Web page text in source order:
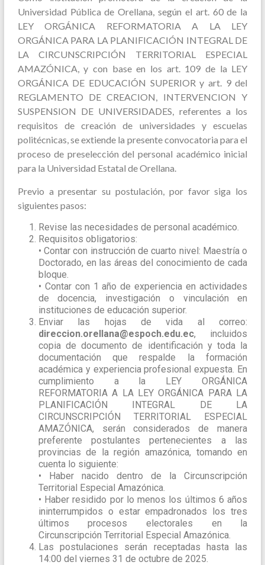
Universidad Pública de Orellana, según el art. 60 de la
LEY ORGÁNICA REFORMATORIA A LA LEY
ORGÁNICA PARA LA PLANIFICACIÓN INTEGRAL DE
LA CIRCUNSCRIPCIÓN TERRITORIAL ESPECIAL
AMAZÓNICA, y con base en los art. 109 de la LEY
ORGÁNICA DE EDUCACIÓN SUPERIOR y art. 9 del
REGLAMENTO DE CREACION, INTERVENCION Y
SUSPENSION DE UNIVERSIDADES, referentes a los
requisitos de creación de universidades y escuelas
politécnicas, se extiende la presente convocatoria para el
proceso de preselección del personal académico inicial
para la Universidad Estatal de Orellana.
Previo a presentar su postulación, por favor siga los
siguientes pasos:
Revise las necesidades de personal académico.
Requisitos obligatorios:
• Contar con instrucción de cuarto nivel: Maestría o
Doctorado, en las áreas del conocimiento de cada
bloque.
• Contar con 1 año de experiencia en actividades
de docencia, investigación o vinculación en
instituciones de educación superior.
Enviar las hojas de vida al correo:
direccion.orellana@espoch.edu.ec, incluidos
copia de documento de identificación y toda la
documentación que respalde la formación
académica y experiencia profesional expuesta. En
cumplimiento a la LEY ORGÁNICA
REFORMATORIA A LA LEY ORGÁNICA PARA LA
PLANIFICACIÓN INTEGRAL DE LA
CIRCUNSCRIPCIÓN TERRITORIAL ESPECIAL
AMAZÓNICA, serán considerados de manera
preferente postulantes pertenecientes a las
provincias de la región amazónica, tomando en
cuenta lo siguiente:
• Haber nacido dentro de la Circunscripción
Territorial Especial Amazónica.
• Haber residido por lo menos los últimos 6 años
ininterrumpidos o estar empadronados los tres
últimos procesos electorales en la
Circunscripción Territorial Especial Amazónica.
Las postulaciones serán receptadas hasta las
14:00 del viernes 31 de octubre de 2025.